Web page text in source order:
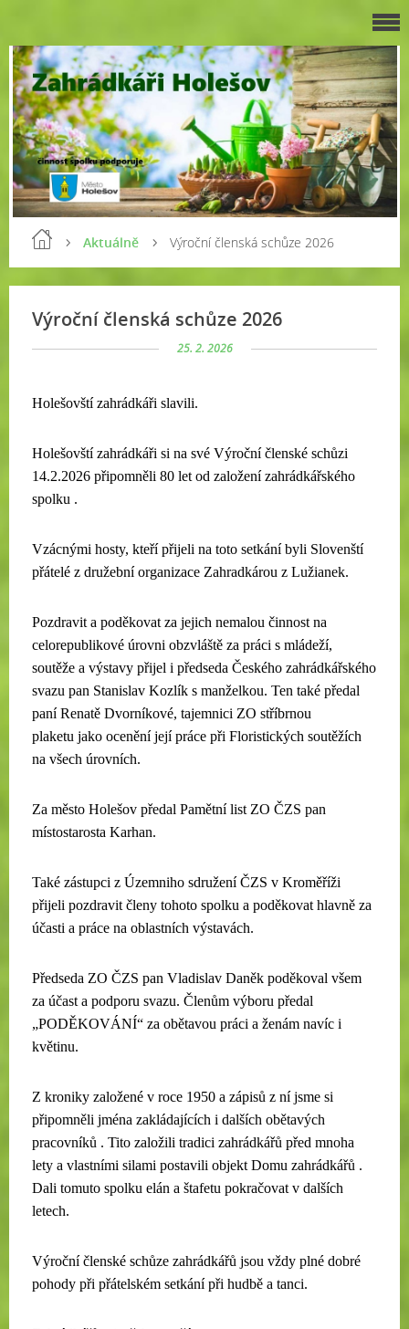
Aktuálně Výroční členská schůze 2026
Výroční členská schůze 2026
25. 2. 2026
Holešovští zahrádkáři slavili.
Holešovští zahrádkáři si na své Výroční členské schůzi
14.2.2026 připomněli 80 let od založení zahrádkářského
spolku .
Vzácnými hosty, kteří přijeli na toto setkání byli Slovenští
přátelé z družební organizace Zahradkárou z Lužianek.
Pozdravit a poděkovat za jejich nemalou činnost na
celorepublikové úrovni obzvláště za práci s mládeží,
soutěže a výstavy přijel i předseda Českého zahrádkářského
svazu pan Stanislav Kozlík s manželkou. Ten také předal
paní Renatě Dvorníkové, tajemnici ZO stříbrnou
plaketu jako ocenění její práce při Floristických soutěžích
na všech úrovních.
Za město Holešov předal Pamětní list ZO ČZS pan
místostarosta Karhan.
Také zástupci z Územniho sdružení ČZS v Kroměříži
přijeli pozdravit členy tohoto spolku a poděkovat hlavně za
účasti a práce na oblastních výstavách.
Předseda ZO ČZS pan Vladislav Daněk poděkoval všem
za účast a podporu svazu. Členům výboru předal
„PODĚKOVÁNÍ“ za obětavou práci a ženám navíc i
květinu.
Z kroniky založené v roce 1950 a zápisů z ní jsme si
připomněli jména zakládajících i dalších obětavých
pracovníků . Tito založili tradici zahrádkářů před mnoha
lety a vlastními silami postavili objekt Domu zahrádkářů .
Dali tomuto spolku elán a štafetu pokračovat v dalších
letech.
Výroční členské schůze zahrádkářů jsou vždy plné dobré
pohody při přátelském setkání při hudbě a tanci.